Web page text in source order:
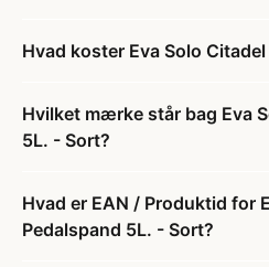
Hvad koster Eva Solo
Hvilket mærke står bag Eva
5L. - Sort?
Hvad er EAN / Produktid for
Pedalspand 5L. - Sort?